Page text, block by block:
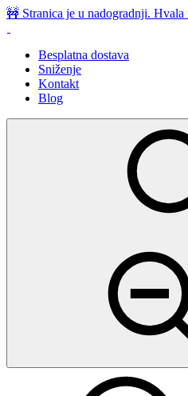
Preskoči
🚧 Stranica je u nadogradnji. Hvala
Besplatna dostava
Sniženje
Kontakt
Blog